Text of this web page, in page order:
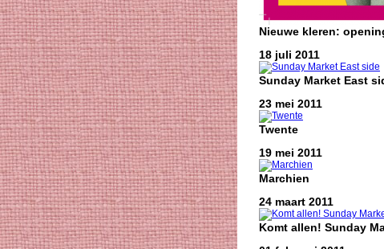
Nieuwe kleren:
18 juli 2011
Sunday Market East
23 mei 2011
Twente
19 mei 2011
Marchien
24 maart 2011
Komt allen! Sunday